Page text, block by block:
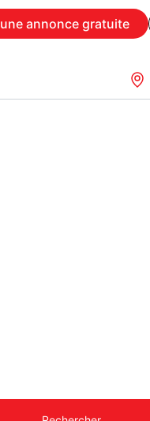
une annonce gratuite